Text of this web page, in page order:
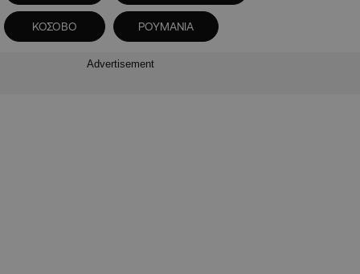
ΚΟΣΟΒΟ ΡΟΥΜΑΝΙΑ
Advertisement